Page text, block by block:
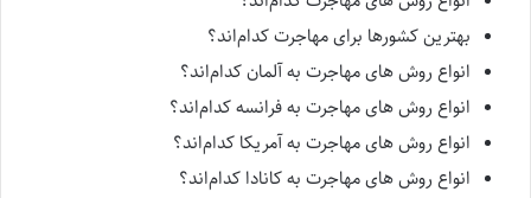
بهترین کشورها برای مهاجرت کدام‌اند؟
انواع روش های مهاجرت به آلمان کدام‌اند؟
انواع روش های مهاجرت به فرانسه کدام‌اند؟
انواع روش های مهاجرت به آمریکا کدام‌اند؟
انواع روش های مهاجرت به کانادا کدام‌اند؟